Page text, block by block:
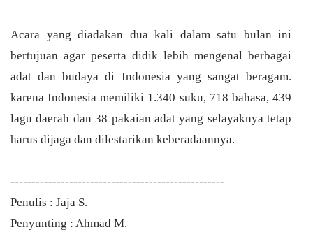
Acara yang diadakan dua kali dalam satu bulan ini
bertujuan agar peserta didik lebih mengenal berbagai
adat dan budaya di Indonesia yang sangat beragam.
karena Indonesia memiliki 1.340 suku, 718 bahasa, 439
lagu daerah dan 38 pakaian adat yang selayaknya tetap
harus dijaga dan dilestarikan keberadaannya.
---------------------------------------------------
Penulis : Jaja S.
Penyunting : Ahmad M.